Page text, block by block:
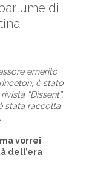
di
emerito
è stato
“Dissent”,
stata raccolta
vorrei
dell’era